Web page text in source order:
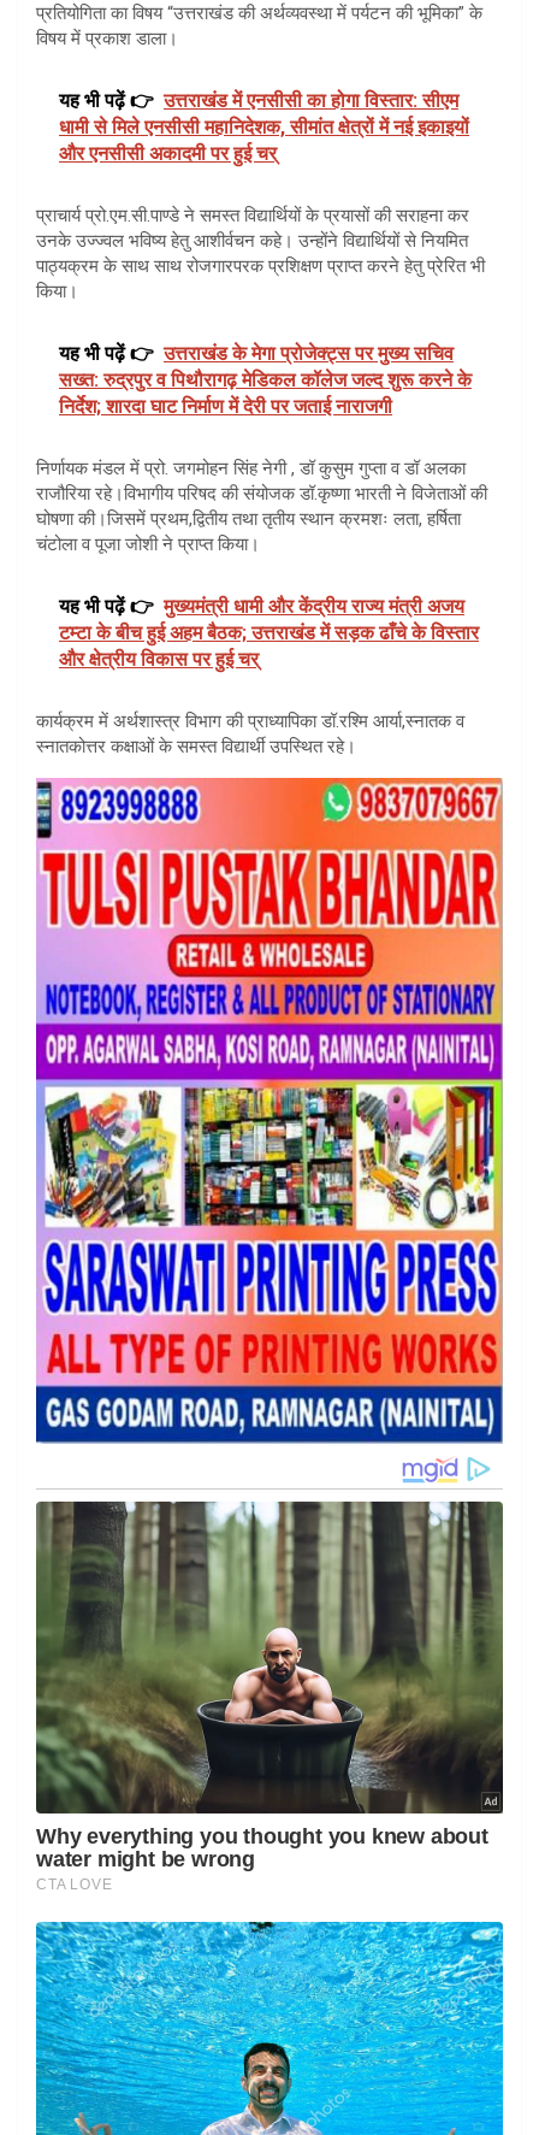
प्रतियोगिता का विषय “उत्तराखंड की अर्थव्यवस्था में पर्यटन की भूमिका” के
विषय में प्रकाश डाला।
यह भी पढ़ें 👉 उत्तराखंड में एनसीसी का होगा विस्तार: सीएम
धामी से मिले एनसीसी महानिदेशक, सीमांत क्षेत्रों में नई इकाइयों
और एनसीसी अकादमी पर हुई चर्
प्राचार्य प्रो.एम.सी.पाण्डे ने समस्त विद्यार्थियों के प्रयासों की सराहना कर
उनके उज्ज्वल भविष्य हेतु आशीर्वचन कहे। उन्होंने विद्यार्थियों से नियमित
पाठ्यक्रम के साथ साथ रोजगारपरक प्रशिक्षण प्राप्त करने हेतु प्रेरित भी
किया।
यह भी पढ़ें 👉 उत्तराखंड के मेगा प्रोजेक्ट्स पर मुख्य सचिव
सख्त: रुद्रपुर व पिथौरागढ़ मेडिकल कॉलेज जल्द शुरू करने के
निर्देश; शारदा घाट निर्माण में देरी पर जताई नाराजगी
निर्णायक मंडल में प्रो. जगमोहन सिंह नेगी , डॉ कुसुम गुप्ता व डॉ अलका
राजौरिया रहे।विभागीय परिषद की संयोजक डॉ.कृष्णा भारती ने विजेताओं की
घोषणा की।जिसमें प्रथम,द्वितीय तथा तृतीय स्थान क्रमशः लता, हर्षिता
चंटोला व पूजा जोशी ने प्राप्त किया।
यह भी पढ़ें 👉 मुख्यमंत्री धामी और केंद्रीय राज्य मंत्री अजय
टम्टा के बीच हुई अहम बैठक; उत्तराखंड में सड़क ढाँचे के विस्तार
और क्षेत्रीय विकास पर हुई चर्
कार्यक्रम में अर्थशास्त्र विभाग की प्राध्यापिका डॉ.रश्मि आर्या,स्नातक व
स्नातकोत्तर कक्षाओं के समस्त विद्यार्थी उपस्थित रहे।